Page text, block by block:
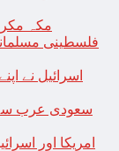
مکہ
فلسطینی
اسرائیل نے
سعودی عرب سے
امریکا اور